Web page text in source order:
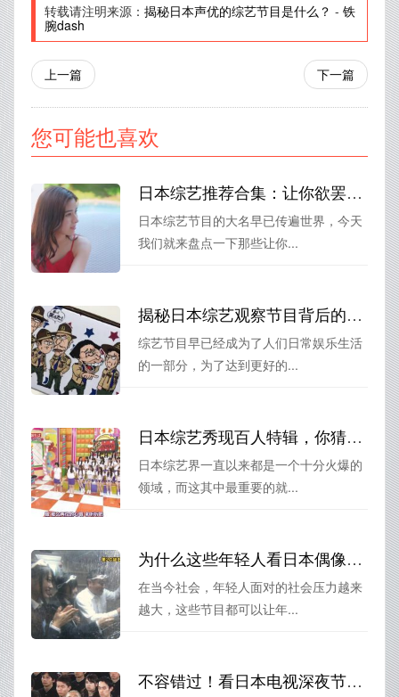
转载请注明来源： 揭秘日本声优的综艺节目是什么？ - 铁
腕dash
上一篇 下一篇
您可能也喜欢
日本综艺推荐合集：让你欲罢不能的综艺节目盘点
日本综艺节目的大名早已传遍世界，今天
我们就来盘点一下那些让你...
揭秘日本综艺观察节目背后的拍摄制作过程
综艺节目早已经成为了人们日常娱乐生活
的一部分，为了达到更好的...
日本综艺秀现百人特辑，你猜猜会有哪些嘉宾参与？
日本综艺界一直以来都是一个十分火爆的
领域，而这其中最重要的就...
为什么这些年轻人看日本偶像节目会感到安慰？
在当今社会，年轻人面对的社会压力越来
越大，这些节目都可以让年...
不容错过！看日本电视深夜节目，开启你的黑夜之旅